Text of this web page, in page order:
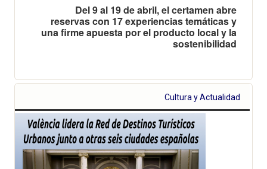
Del 9 al 19 de abril, el certamen abre
reservas con 17 experiencias temáticas y
una firme apuesta por el producto local y la
sostenibilidad
Cultura y Actualidad